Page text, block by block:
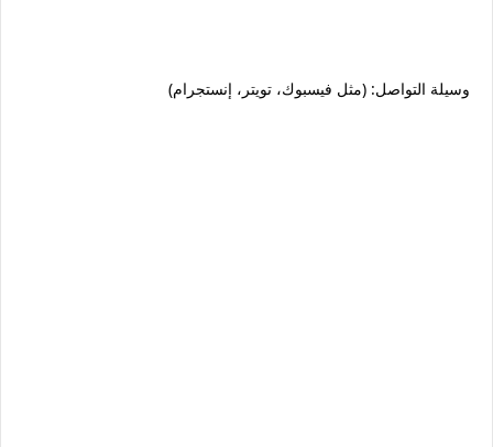
وسيلة التواصل: (مثل فيسبوك، تويتر، إنستجرام)